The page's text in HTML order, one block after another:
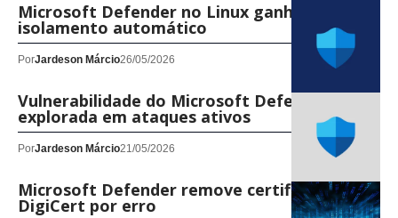
Microsoft Defender no Linux ganha
isolamento automático
PorJardeson Márcio26/05/2026
Vulnerabilidade do Microsoft Defender é
explorada em ataques ativos
PorJardeson Márcio21/05/2026
Microsoft Defender remove certificados da
DigiCert por erro